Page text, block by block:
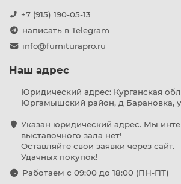
+7 (915) 190-05-13
написать в Telegram
info@furniturapro.ru
Наш адрес
Юридический адрес: Курганская
Юргамышский район, д Барановка,
Указан юридический адрес. Мы
выставочного зала нет!
Оставляйте свои заявки через сайт.
Удачных покупок!
Работаем с 09:00 до 18:00 (ПН-ПТ)